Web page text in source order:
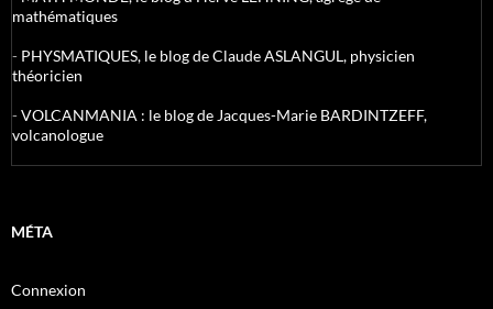
mathématiques
- PHYSMATIQUES, le blog de Claude ASLANGUL, physicien
théoricien
-VOLCANMANIA : le blog de Jacques-Marie BARDINTZEFF,
volcanologue
MÉTA
Connexion